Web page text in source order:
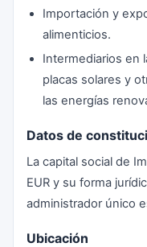
Importación y
alimenticios.
Intermediarios en
placas solares y
las energías
Datos de
La capital social de
EUR y su forma
administrador único
Ubicación